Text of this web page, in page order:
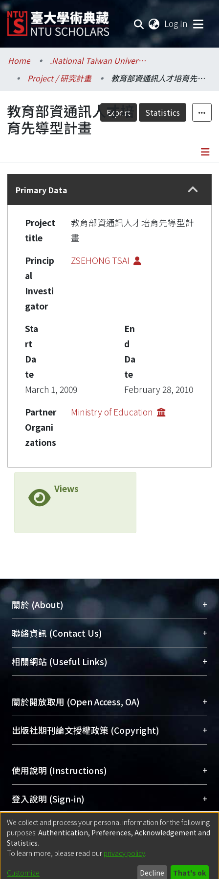
Log In
Communities & Collections
Research Outputs
Fundings & Projects
Researchers
Statistics
Home
.National Taiwan University / 國立臺灣大學
Project / 研究計畫
教育部資通訊人才培育先導型計畫
Export Statistics
教育部資通訊人才培
育先導型計畫
Details
Primary Data
Project
title
教育部資通訊人才培育先導型計
畫
Princip
al
Investi
gator
ZSEHONG TSAI
Sta
rt
Da
te
March 1, 2009
En
d
Da
te
February 28, 2010
Partner
Organi
zations
Ministry of Education
Views
關於 (About) +
臺大位居世界頂尖大學之列，為永久珍藏及向國際
展現本校豐碩的研究成果及學術能量，圖書館整合
機構典藏（NTUR）與學術庫（AH）不同功能平
台，成為臺大學術典藏NTU scholars。期能整合研
成果。
To permanently archive and promote researcher
profiles and scholarly works, Library integrates the
services of “NTU Repository” with “Academic
聯絡資訊 (Contact Us) +
總館學科館員(Main Library)
醫學圖書館學科館員(Medical Library)
Sciences Library)
相關網站 (Useful Links) +
關於開放取用 (Open Access, OA) +
開放取用是從使用者角度提升資訊取用性的社會運
動，應用在學術研究上是透過將研究著作公開供使
用逐年攀升。同時可加速研究發展、提升研究影響
Archive）平台。 （點選深入了解OA）
出版社期刊論文授權政策 (Copyright) +
含部分內容的版權非匯入者所有，或由第三方贊
助與合作完成，請確認該版權所有者及第三方同
意提供此授權。
Please represent that the submission is your
original work, and that you have the right to
grant the rights to upload.
若欲上傳已出版的全文電子檔，可使用
policy finder
網站查詢，以確認出版單位之版權
使用說明 (Instructions) +
網站簡介(Quickstart Guide)
使用手冊(Instruction Manual)
線上預約服務(Booking Service)
登入說明 (Sign-in) +
方案一：臺灣大學計算機中心帳號登入
(With C&INC Email Account)
方案二：ORCID帳號登入(With ORCID)
匯入著作 (Submission) +
方案一：定期更新ORCID者，以ID匯入
for identifier (ORCID))
Built withDSpace-CRIS software
- Extension maintained and optimized
We collect and process your personal information for the following
purposes: Authentication, Preferences, Acknowledgement and
Statistics.
To learn more, please read our privacy policy.
Customize Decline That's ok